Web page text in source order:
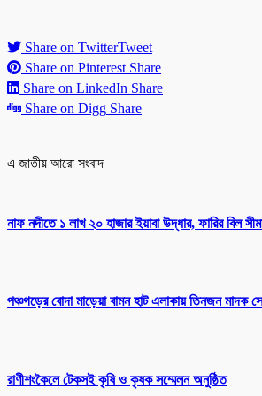
Share on TwitterTweet
Share on Pinterest Share
Share on LinkedIn Share
Share on Digg Share
এ জাতীয় আরো সংবাদ
নাফ নদীতে ১ লাখ ২০ হাজার ইয়াবা উদ্ধার, ফারির বিল
পঞ্চগড়ের বোদা মাড়েয়া বামন হাট এলাকায় তিনজন মাদক
রাণীশংকৈলে টেকসই কৃষি ও কৃষক সম্মেলন অনুষ্ঠিত